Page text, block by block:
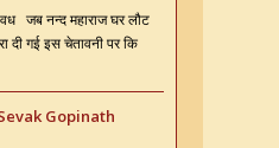
वध जब नन्द महाराज घर लौट
दी गई इस चेतावनी पर कि
Gopinath